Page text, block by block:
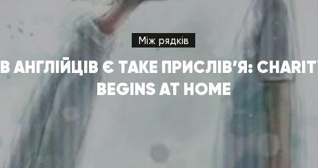
Між рядків
В АНГЛІЙЦІВ Є ТАКЕ ПРИСЛІВ’Я:
BEGINS AT HOME